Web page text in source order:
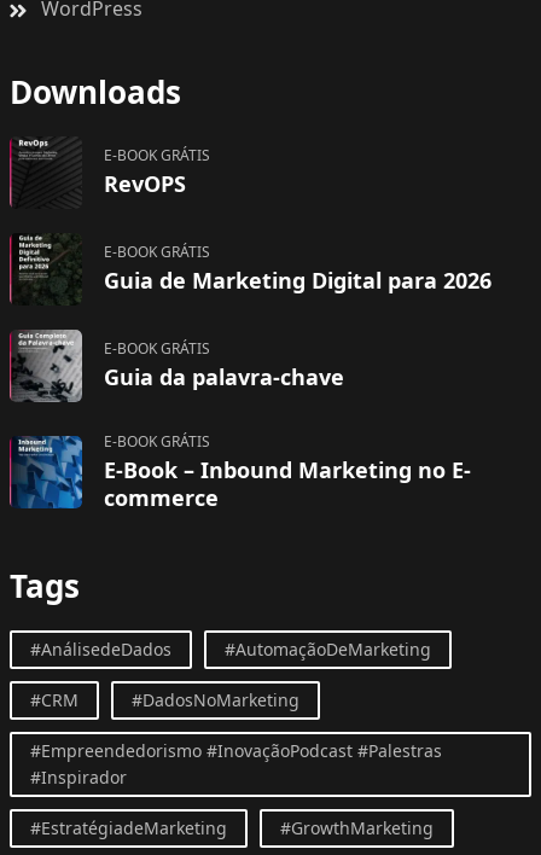
WordPress
Downloads
E-BOOK GRÁTIS
RevOPS
E-BOOK GRÁTIS
Guia de Marketing Digital para 2026
E-BOOK GRÁTIS
Guia da palavra-chave
E-BOOK GRÁTIS
E-Book – Inbound Marketing no E-
commerce
Tags
#AnálisedeDados #AutomaçãoDeMarketing
#CRM #DadosNoMarketing
#Empreendedorismo #InovaçãoPodcast #Palestras
#Inspirador
#EstratégiadeMarketing #GrowthMarketing